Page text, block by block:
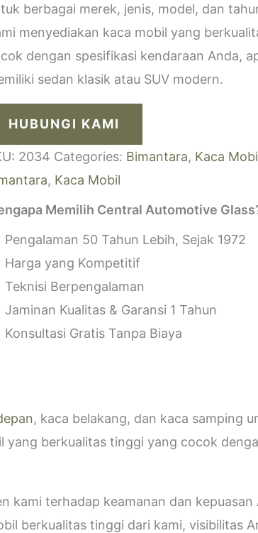
berbagai merek, jenis, model, dan
menyediakan kaca mobil yang
dengan spesifikasi kendaraan Anda,
sedan klasik atau SUV modern.
HUBUNGI KAMI
2034 Categories: Bimantara, Kaca
, Kaca Mobil
Memilih Central Automotive
Pengalaman 50 Tahun Lebih, Sejak 1972
Harga yang Kompetitif
Teknisi Berpengalaman
Jaminan Kualitas & Garansi 1 Tahun
Konsultasi Gratis Tanpa Biaya
, kaca belakang, dan kaca samping
yang berkualitas tinggi yang cocok
kami terhadap keamanan dan kepuasan
berkualitas tinggi dari kami, visibilitas